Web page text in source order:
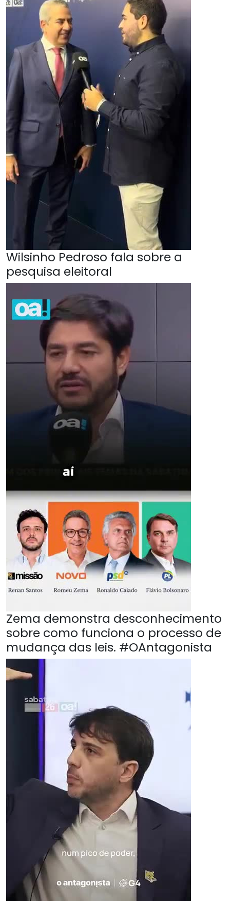
Wilsinho Pedroso fala sobre a
pesquisa eleitoral
Zema demonstra desconhecimento
sobre como funciona o processo de
mudança das leis. #OAntagonista